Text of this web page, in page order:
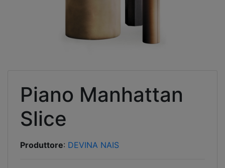
Piano Manhattan
Slice
Produttore: DEVINA NAIS